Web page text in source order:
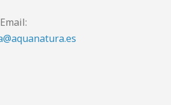
Email: